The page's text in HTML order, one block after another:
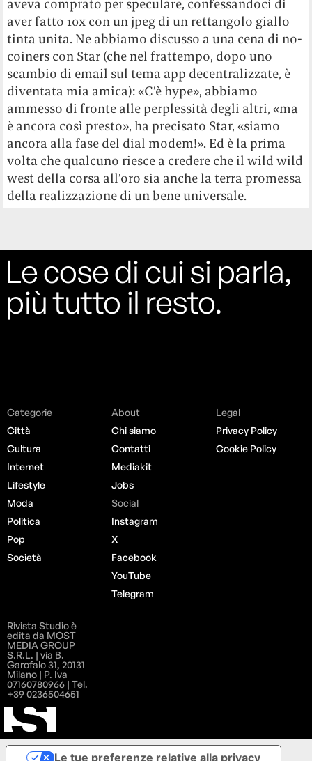
aveva comprato per speculare, confessandoci di
aver fatto 10x con un jpeg di un rettangolo giallo
tinta unita. Ne abbiamo discusso a una cena di no-
coiners con Star (che nel frattempo, dopo uno
scambio di email sul tema app decentralizzate, è
diventata mia amica): «C’è hype», abbiamo
ammesso di fronte alle perplessità degli altri, «ma
è ancora così presto», ha precisato Star, «siamo
ancora alla fase del dial modem!». Ed è la prima
volta che qualcuno riesce a credere che il wild wild
west della corsa all’oro sia anche la terra promessa
della realizzazione di un bene universale.
Le cose di cui si parla,
più tutto il resto.
Categorie
Città
Cultura
Internet
Lifestyle
Moda
Politica
Pop
Società
About
Chi siamo
Contatti
Mediakit
Jobs
Social
Instagram
X
Facebook
YouTube
Telegram
Legal
Privacy Policy
Cookie Policy
Rivista Studio è
edita da MOST
MEDIA GROUP
S.R.L. | via B.
Garofalo 31, 20131
Milano | P. Iva
07160780966 | Tel.
+39 0236504651
Le tue preferenze relative alla privacy